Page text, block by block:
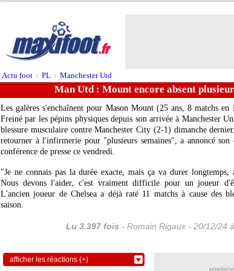
Actu foot > PL > Manchester Utd
Man Utd : Mount encore absent
Les galères s'enchaînent pour Mason Mount(25 ans, 8 matchs en
Freiné par les pépins physiques depuis son arrivée à Manchester
blessure musculaire contre Manchester City (2-1) dimanche
retourner à l'infirmerie pour "plusieurs semaines", a annoncé
conférence de presse ce vendredi.
"Je ne connais pas la durée exacte, mais ça va durer longtemps,
Nous devons l'aider, c'est vraiment difficile pour un joueur
L'ancien joueur de Chelsea a déjà raté 11 matchs à cause des
saison.
Lu 3.397 fois - Romain Rigaux - 20/12/24
afficher les réactions (+)